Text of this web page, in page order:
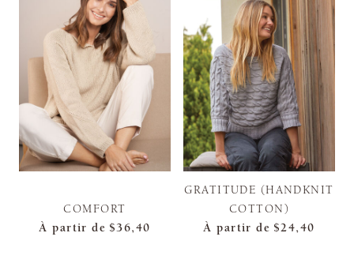
COMFORT
À partir de $36,40
GRATITUDE (HANDKNIT
COTTON)
À partir de $24,40